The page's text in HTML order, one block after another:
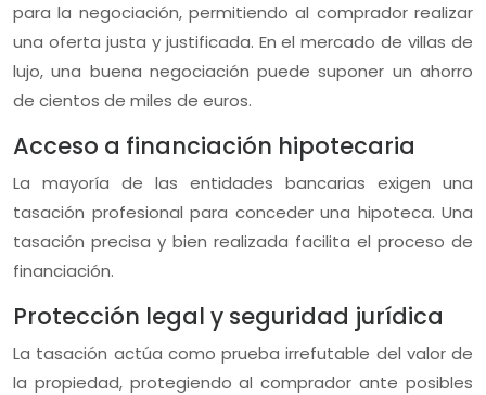
para la negociación, permitiendo al comprador realizar
una oferta justa y justificada. En el mercado de villas de
lujo, una buena negociación puede suponer un ahorro
de cientos de miles de euros.
Acceso a financiación hipotecaria
La mayoría de las entidades bancarias exigen una
tasación profesional para conceder una hipoteca. Una
tasación precisa y bien realizada facilita el proceso de
financiación.
Protección legal y seguridad jurídica
La tasación actúa como prueba irrefutable del valor de
la propiedad, protegiendo al comprador ante posibles